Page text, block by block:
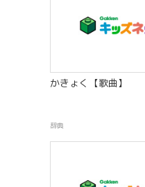
かきょく【歌曲】
辞典